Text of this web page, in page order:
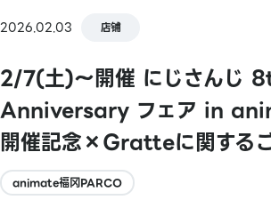
2026.02.03 店铺
2/7(土)～開催 にじさんじ
Anniversary フェア in
開催記念×Gratteに関する
animate福冈PARCO